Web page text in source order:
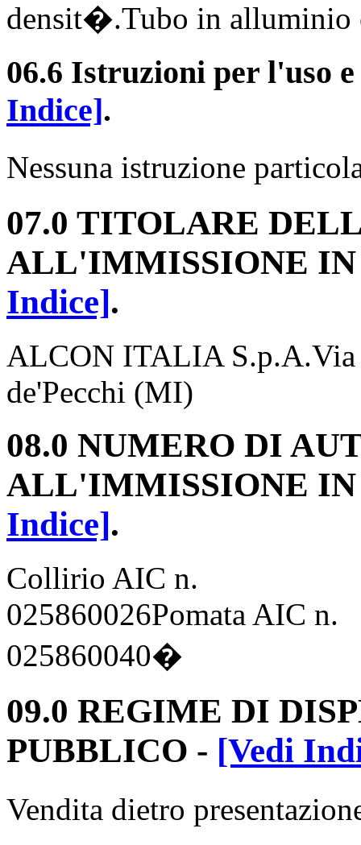
densit�.Tubo in alluminio
06.6 Istruzioni per l'uso
Indice].
Nessuna istruzione
07.0 TITOLARE
ALL'IMMISSIONE
Indice].
ALCON ITALIA S.p.A.Via
de'Pecchi (MI)
08.0 NUMERO DI
ALL'IMMISSIONE
Indice].
Collirio AIC n.
025860026Pomata AIC n.
025860040�
09.0 REGIME DI
PUBBLICO - [Vedi
Vendita dietro